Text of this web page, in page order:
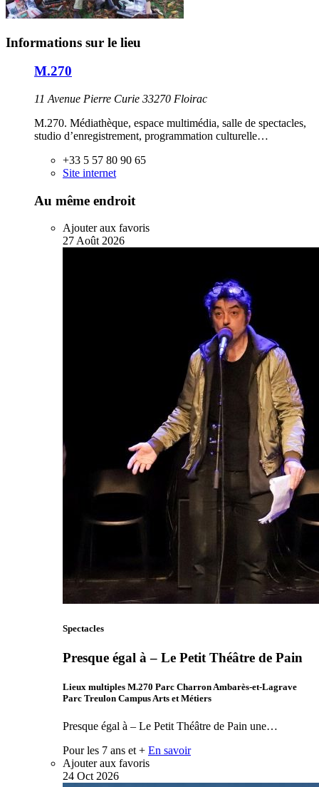
Informations sur le lieu
M.270
11 Avenue Pierre Curie 33270 Floirac
M.270. Médiathèque, espace multimédia, salle de spectacles,
studio d’enregistrement, programmation culturelle…
+33 5 57 80 90 65
Site internet
Au même endroit
Ajouter aux favoris
27Août 2026
Spectacles
Presque égal à – Le Petit Théâtre de Pain
Lieux multiples M.270 Parc Charron Ambarès-et-Lagrave
Parc Treulon Campus Arts et Métiers
Presque égal à – Le Petit Théâtre de Pain une…
Pour les 7 ans et + En savoir
Ajouter aux favoris
24 Oct 2026